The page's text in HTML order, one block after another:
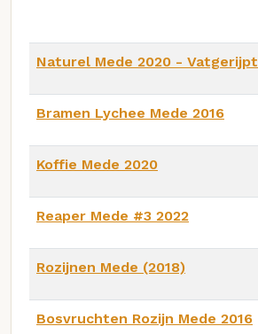
Naturel Mede 2020 - Vatgerijpt
Bramen Lychee Mede 2016
Koffie Mede 2020
Reaper Mede #3 2022
Rozijnen Mede (2018)
Bosvruchten Rozijn Mede 2016